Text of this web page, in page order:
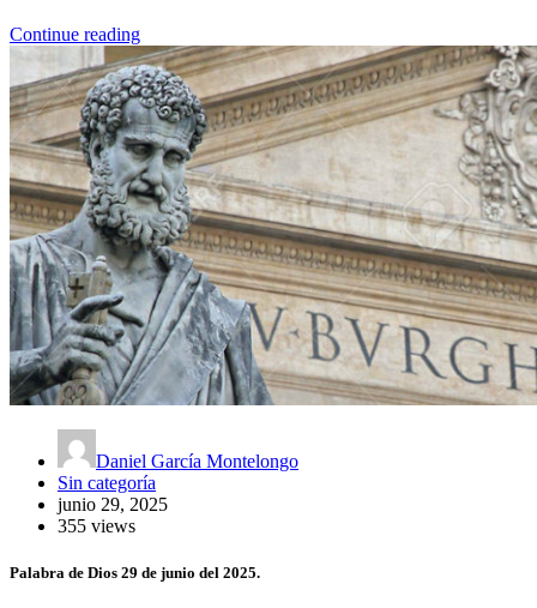
Continue reading
Daniel García Montelongo
Sin categoría
junio 29, 2025
355 views
Palabra de Dios 29 de junio del 2025.